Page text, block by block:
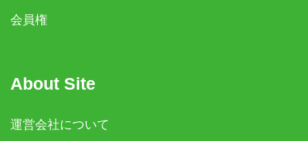
会員権
About Site
運営会社について